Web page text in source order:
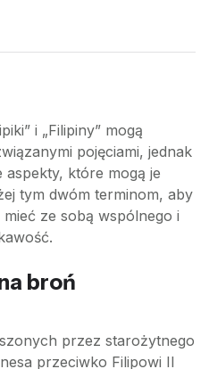
i „Filipiny” mogą
pojęciami, jednak
aspekty, które mogą je
tym dwóm terminom, aby
ze sobą wspólnego i
broń
przez starożytnego
przeciwko Filipowi II